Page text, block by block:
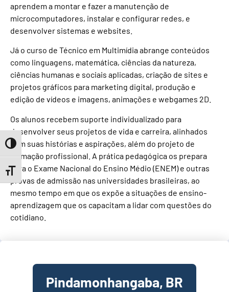
Toggle High Contrast
Toggle Font size
aprendem a montar e fazer a manutenção de
microcomputadores, instalar e configurar redes, e
desenvolver sistemas e websites.
Já o curso de Técnico em Multimídia abrange conteúdos
como linguagens, matemática, ciências da natureza,
ciências humanas e sociais aplicadas, criação de sites e
projetos gráficos para marketing digital, produção e
edição de vídeos e imagens, animações e webgames 2D.
Os alunos recebem suporte individualizado para
desenvolver seus projetos de vida e carreira, alinhados
com suas histórias e aspirações, além do projeto de
formação profissional. A prática pedagógica os prepara
para o Exame Nacional do Ensino Médio (ENEM) e outras
provas de admissão nas universidades brasileiras, ao
mesmo tempo em que os expõe a situações de ensino-
aprendizagem que os capacitam a lidar com questões do
cotidiano.
Pindamonhangaba, BR